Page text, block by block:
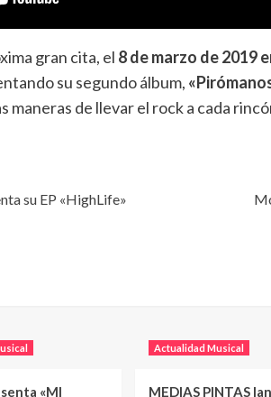
gran cita, el 8 de marzo de 2019
su segundo álbum,
maneras de llevar el rock a cada
su EP «HighLife»
«MI
Actualidad Musical
MEDIAS PINTAS